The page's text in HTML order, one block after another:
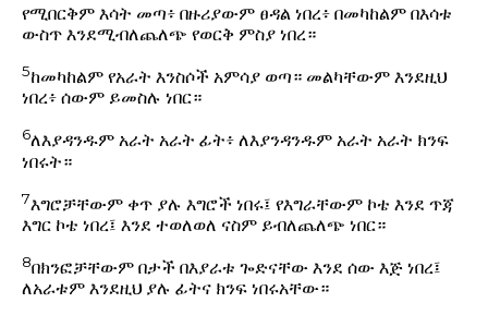
የሚበርቅም እሳት መጣ፥ በዙሪያውም ፀዳል ነበረ፥ በመካከልም በእሳቱ
ውስጥ እንደሚብለጨለጭ የወርቅ ምስያ ነበረ።
5ከመካከልም የአራት እንስሶች አምሳያ ወጣ። መልካቸውም እንደዚህ
ነበረ፥ ሰውም ይመስሉ ነበር።
6ለእያዳንዱም አራት አራት ፊት፥ ለእያንዳንዱም አራት አራት ክንፍ
ነበሩት።
7እግሮቻቸውም ቀጥ ያሉ እግሮች ነበሩ፤ የእግራቸውም ኮቴ እንደ ጥጃ
እግር ኮቴ ነበረ፤ እንደ ተወለወለ ናስም ይብለጨለጭ ነበር።
8በክንፎቻቸውም በታች በእያራቱ ጐድናቸው እንደ ሰው እጅ ነበረ፤
ለአራቱም እንደዚህ ያሉ ፊትና ክንፍ ነበሩአቸው።